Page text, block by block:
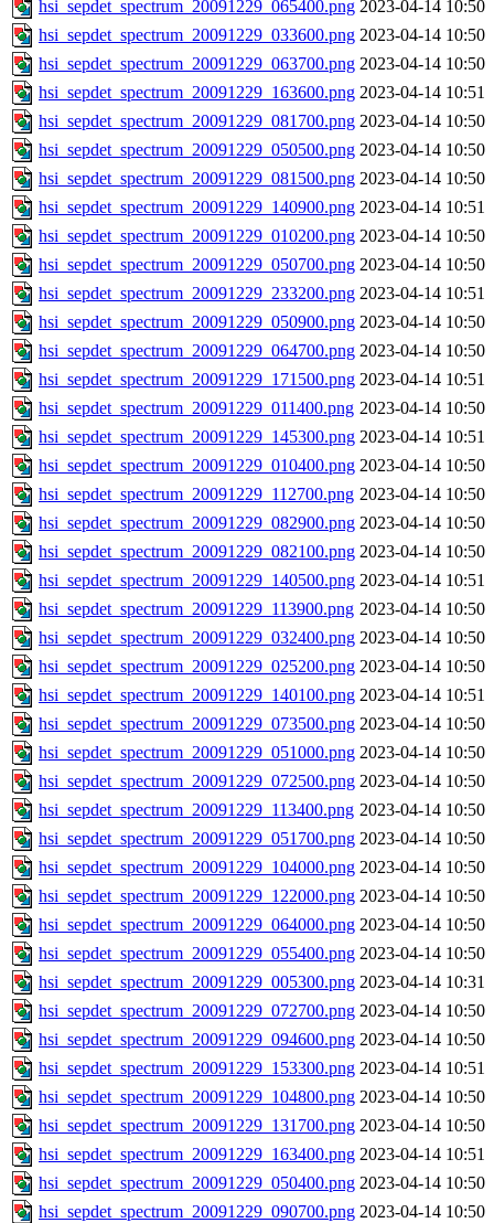
hsi_sepdet_spectrum_20091229_065400.png 2023-04-14 10:50
hsi_sepdet_spectrum_20091229_033600.png 2023-04-14 10:50
hsi_sepdet_spectrum_20091229_063700.png 2023-04-14 10:50
hsi_sepdet_spectrum_20091229_163600.png 2023-04-14 10:51
hsi_sepdet_spectrum_20091229_081700.png 2023-04-14 10:50
hsi_sepdet_spectrum_20091229_050500.png 2023-04-14 10:50
hsi_sepdet_spectrum_20091229_081500.png 2023-04-14 10:50
hsi_sepdet_spectrum_20091229_140900.png 2023-04-14 10:51
hsi_sepdet_spectrum_20091229_010200.png 2023-04-14 10:50
hsi_sepdet_spectrum_20091229_050700.png 2023-04-14 10:50
hsi_sepdet_spectrum_20091229_233200.png 2023-04-14 10:51
hsi_sepdet_spectrum_20091229_050900.png 2023-04-14 10:50
hsi_sepdet_spectrum_20091229_064700.png 2023-04-14 10:50
hsi_sepdet_spectrum_20091229_171500.png 2023-04-14 10:51
hsi_sepdet_spectrum_20091229_011400.png 2023-04-14 10:50
hsi_sepdet_spectrum_20091229_145300.png 2023-04-14 10:51
hsi_sepdet_spectrum_20091229_010400.png 2023-04-14 10:50
hsi_sepdet_spectrum_20091229_112700.png 2023-04-14 10:50
hsi_sepdet_spectrum_20091229_082900.png 2023-04-14 10:50
hsi_sepdet_spectrum_20091229_082100.png 2023-04-14 10:50
hsi_sepdet_spectrum_20091229_140500.png 2023-04-14 10:51
hsi_sepdet_spectrum_20091229_113900.png 2023-04-14 10:50
hsi_sepdet_spectrum_20091229_032400.png 2023-04-14 10:50
hsi_sepdet_spectrum_20091229_025200.png 2023-04-14 10:50
hsi_sepdet_spectrum_20091229_140100.png 2023-04-14 10:51
hsi_sepdet_spectrum_20091229_073500.png 2023-04-14 10:50
hsi_sepdet_spectrum_20091229_051000.png 2023-04-14 10:50
hsi_sepdet_spectrum_20091229_072500.png 2023-04-14 10:50
hsi_sepdet_spectrum_20091229_113400.png 2023-04-14 10:50
hsi_sepdet_spectrum_20091229_051700.png 2023-04-14 10:50
hsi_sepdet_spectrum_20091229_104000.png 2023-04-14 10:50
hsi_sepdet_spectrum_20091229_122000.png 2023-04-14 10:50
hsi_sepdet_spectrum_20091229_064000.png 2023-04-14 10:50
hsi_sepdet_spectrum_20091229_055400.png 2023-04-14 10:50
hsi_sepdet_spectrum_20091229_005300.png 2023-04-14 10:31
hsi_sepdet_spectrum_20091229_072700.png 2023-04-14 10:50
hsi_sepdet_spectrum_20091229_094600.png 2023-04-14 10:50
hsi_sepdet_spectrum_20091229_153300.png 2023-04-14 10:51
hsi_sepdet_spectrum_20091229_104800.png 2023-04-14 10:50
hsi_sepdet_spectrum_20091229_131700.png 2023-04-14 10:50
hsi_sepdet_spectrum_20091229_163400.png 2023-04-14 10:51
hsi_sepdet_spectrum_20091229_050400.png 2023-04-14 10:50
hsi_sepdet_spectrum_20091229_090700.png 2023-04-14 10:50